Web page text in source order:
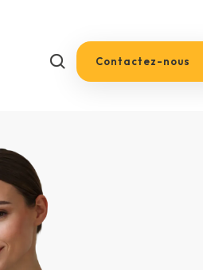
Contactez-nous